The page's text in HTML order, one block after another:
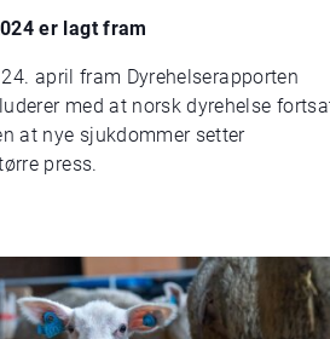
er lagt fram
april fram Dyrehelserapporten
med at norsk dyrehelse
at nye sjukdommer setter
press.